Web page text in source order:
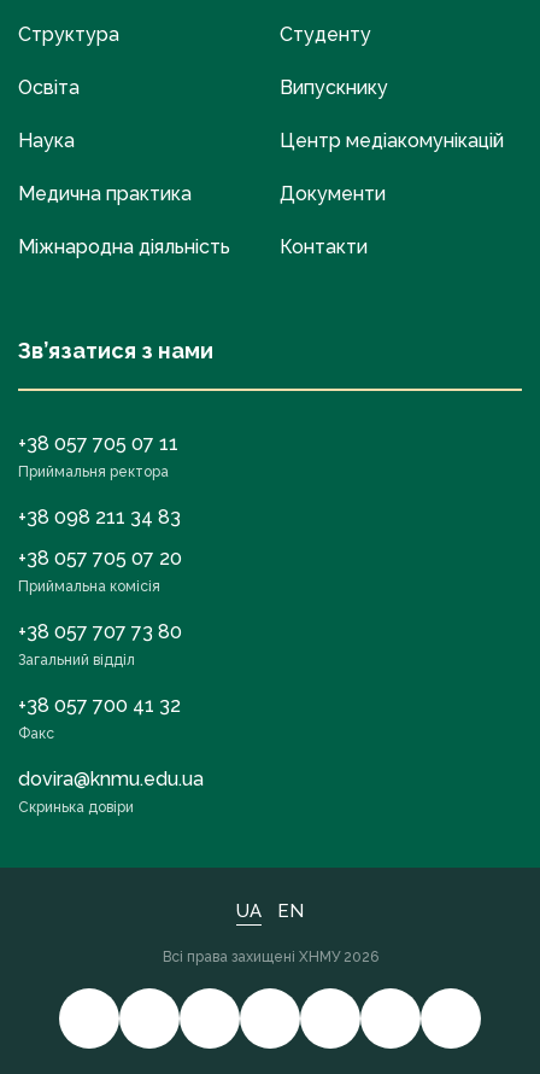
Структура
Освіта
Наука
Медична практика
Міжнародна діяльність
Студенту
Випускнику
Центр медіакомунікацій
Документи
Контакти
Зв’язатися з нами
+38 057 705 07 11
Приймальня ректора
+38 098 211 34 83
+38 057 705 07 20
Приймальна комісія
+38 057 707 73 80
Загальний відділ
+38 057 700 41 32
Факс
dovira@knmu.edu.ua
Скринька довіри
UA EN
Всі права захищені ХНМУ 2026